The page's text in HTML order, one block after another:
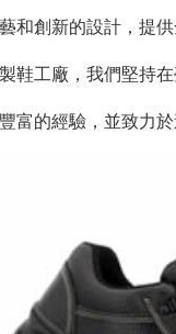
和創新的設計，提
鞋工廠，我們堅持
富的經驗，並致力